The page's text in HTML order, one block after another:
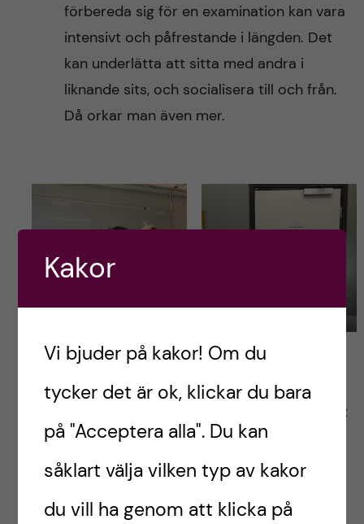
förbereda sig för en examination kan vara
intensivt och påfrestande i längden. Det
kan underlätta att sitta med andra i
liknande sits, och socialisera till och från.
Då orkar man även mer.
Då stora delar av kursen är baserade på
strukturer bestämde jag mig för att färgkoda
strukturlistan enligt kunskapsnivå. Detta för att
kunna jobba mer effektivt senare i
tentaperioden.
Fokusera på de områden du känner dig
Kakor
Vi bjuder på kakor! Om du
tycker det är ok, klickar du bara
på "Acceptera alla". Du kan
såklart välja vilken typ av kakor
du vill ha genom att klicka på